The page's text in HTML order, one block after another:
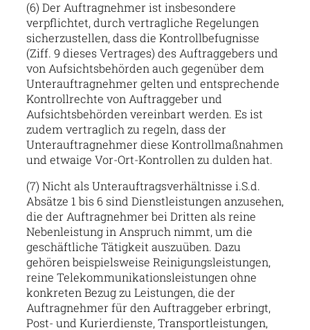
(6) Der Auftragnehmer ist insbesondere
verpflichtet, durch vertragliche Regelungen
sicherzustellen, dass die Kontrollbefugnisse
(Ziff. 9 dieses Vertrages) des Auftraggebers und
von Aufsichtsbehörden auch gegenüber dem
Unterauftragnehmer gelten und entsprechende
Kontrollrechte von Auftraggeber und
Aufsichtsbehörden vereinbart werden. Es ist
zudem vertraglich zu regeln, dass der
Unterauftragnehmer diese Kontrollmaßnahmen
und etwaige Vor-Ort-Kontrollen zu dulden hat.
(7) Nicht als Unterauftragsverhältnisse i.S.d.
Absätze 1 bis 6 sind Dienstleistungen anzusehen,
die der Auftragnehmer bei Dritten als reine
Nebenleistung in Anspruch nimmt, um die
geschäftliche Tätigkeit auszuüben. Dazu
gehören beispielsweise Reinigungsleistungen,
reine Telekommunikationsleistungen ohne
konkreten Bezug zu Leistungen, die der
Auftragnehmer für den Auftraggeber erbringt,
Post- und Kurierdienste, Transportleistungen,